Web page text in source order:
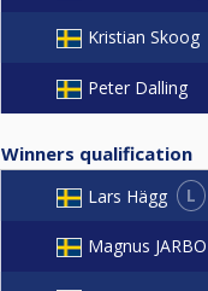
Kristian Skoog
Peter Dalling
Winners qualification
Lars Hägg L
Magnus JARBO